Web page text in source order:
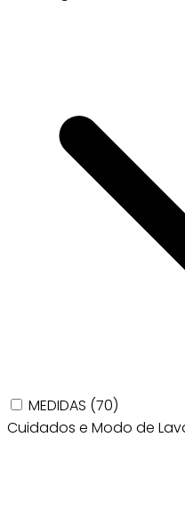
MEDIDAS (70)
Cuidados e Modo de